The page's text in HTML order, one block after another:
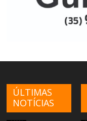
ÚLTIMAS
NOTÍCIAS